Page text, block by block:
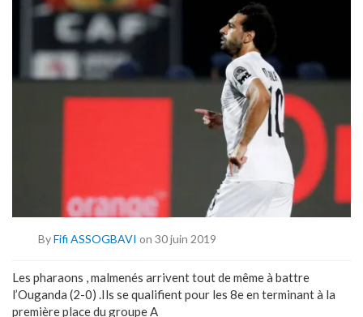
ByFifi ASSOGBAVI on 30 juin 2019
Les pharaons , malmenés arrivent tout de même à battre
l’Ouganda (2-0) .Ils se qualifient pour les 8e en terminant à la
première place du groupe A